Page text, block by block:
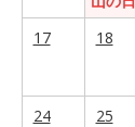
17
18
24 25